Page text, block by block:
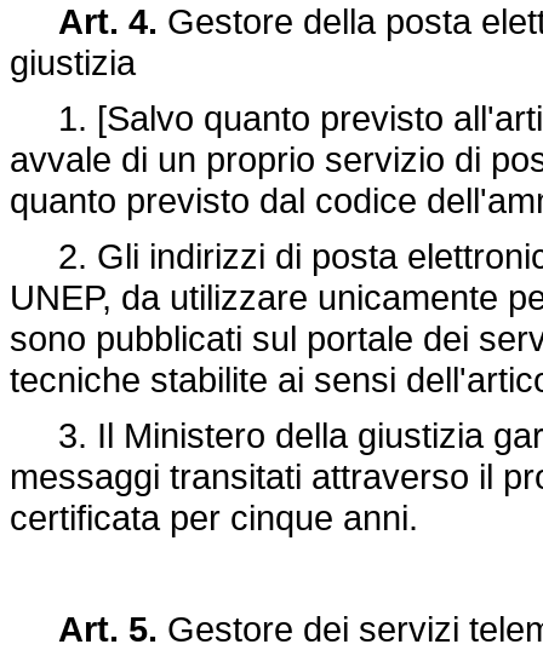
Art. 4. Gestore della posta
giustizia
1. [Salvo quanto previsto
avvale di un proprio servizio di
quanto previsto dal codice
2. Gli indirizzi di posta
UNEP, da utilizzare unicamente
sono pubblicati sul portale dei
tecniche stabilite ai sensi
3. Il Ministero della giustizia
messaggi transitati attraverso il
certificata per cinque anni.
Art. 5. Gestore dei servizi